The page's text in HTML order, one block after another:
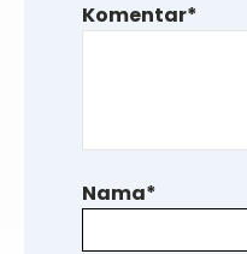
Komentar*
Nama*